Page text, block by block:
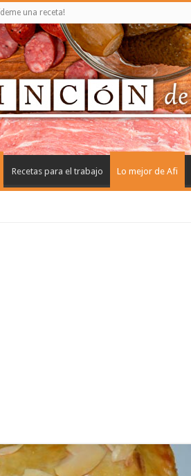
una receta!
Recetas para el trabajo Lo mejor de Afi